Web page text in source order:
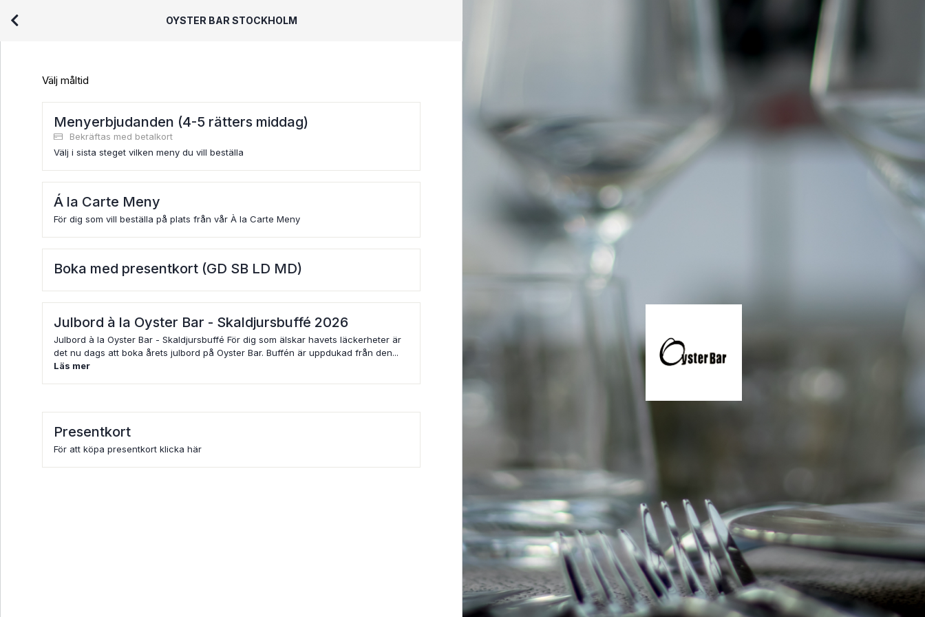
OYSTER BAR STOCKHOLM
Välj måltid
Menyerbjudanden (4-5 rätters middag)
Bekräftas med betalkort
Välj i sista steget vilken meny du vill beställa
Á la Carte Meny
För dig som vill beställa på plats från vår À la Carte Meny
Boka med presentkort (GD SB LD MD)
Julbord à la Oyster Bar - Skaldjursbuffé 2026
Julbord à la Oyster Bar - Skaldjursbuffé För dig som älskar havets läckerheter är
det nu dags att boka årets julbord på Oyster Bar. Buffén är uppdukad från den...
Läs mer
Presentkort
För att köpa presentkort klicka här